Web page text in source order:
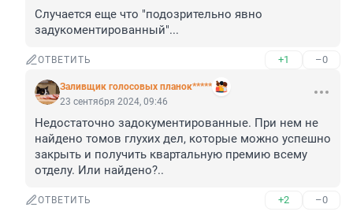
Случается еще что "подозрительно явно
задукоментированный"...
ОТВЕТИТЬ +1 –0
Заливщик голосовых планок*****
23 сентября 2024, 09:46
Недостаточно задокументированные. При нем не
найдено томов глухих дел, которые можно успешно
закрыть и получить квартальную премию всему
отделу. Или найдено?..
ОТВЕТИТЬ +2 –0